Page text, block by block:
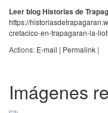
Leer blog Historias de
https://
cretacico-en-trapagaran-la-
Actions: E-mail | Permalink |
Imágenes